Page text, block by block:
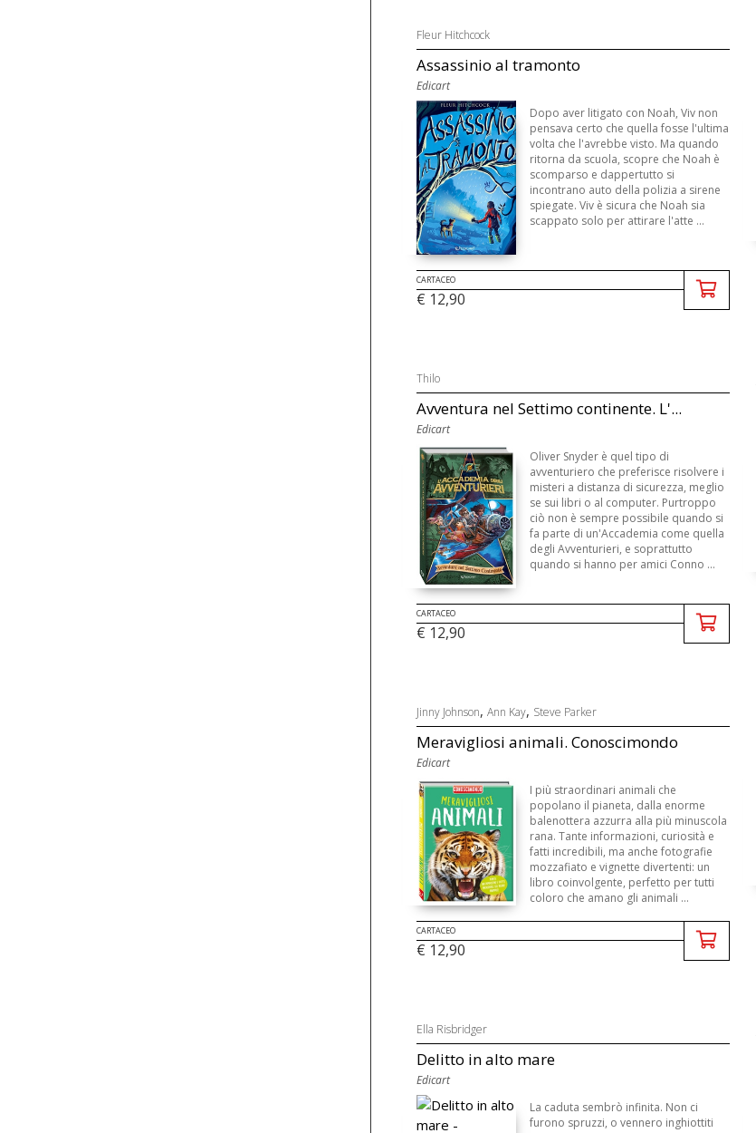
Fleur Hitchcock
Assassinio al tramonto
Edicart
Dopo aver litigato con Noah, Viv non
pensava certo che quella fosse l'ultima
volta che l'avrebbe visto. Ma quando
ritorna da scuola, scopre che Noah è
scomparso e dappertutto si
incontrano auto della polizia a sirene
spiegate. Viv è sicura che Noah sia
scappato solo per attirare l'atte ...
CARTACEO
€ 12,90
Thilo
Avventura nel Settimo continente. L'...
Edicart
Oliver Snyder è quel tipo di
avventuriero che preferisce risolvere i
misteri a distanza di sicurezza, meglio
se sui libri o al computer. Purtroppo
ciò non è sempre possibile quando si
fa parte di un'Accademia come quella
degli Avventurieri, e soprattutto
quando si hanno per amici Conno ...
CARTACEO
€ 12,90
Jinny Johnson, Ann Kay, Steve Parker
Meravigliosi animali. Conoscimondo
Edicart
I più straordinari animali che
popolano il pianeta, dalla enorme
balenottera azzurra alla più minuscola
rana. Tante informazioni, curiosità e
fatti incredibili, ma anche fotografie
mozzafiato e vignette divertenti: un
libro coinvolgente, perfetto per tutti
coloro che amano gli animali ...
CARTACEO
€ 12,90
Ella Risbridger
Delitto in alto mare
Edicart
La caduta sembrò infinita. Non ci
furono spruzzi, o vennero inghiottiti